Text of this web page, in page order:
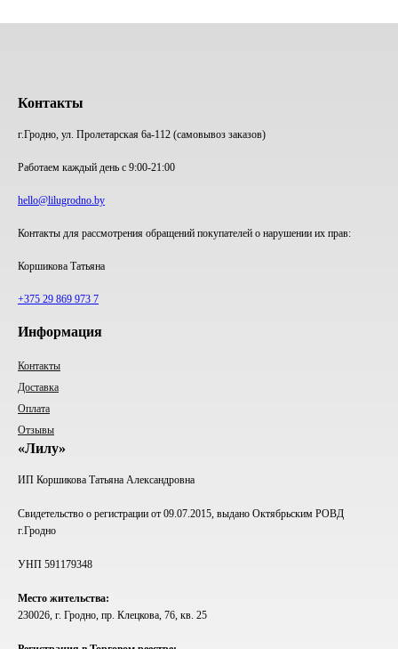
Контакты
г.Гродно, ул. Пролетарская 6а-112 (самовывоз заказов)
Работаем каждый день с 9:00-21:00
hello@lilugrodno.by
Контакты для рассмотрения обращений покупателей о нарушении их прав:
Коршикова Татьяна
+375 29 869 973 7
Информация
Контакты
Доставка
Оплата
Отзывы
«Лилу»
ИП Коршикова Татьяна Александровна
Свидетельство о регистрации от 09.07.2015, выдано Октябрьским РОВД
г.Гродно
УНП 591179348
Место жительства:
230026, г. Гродно, пр. Клецкова, 76, кв. 25